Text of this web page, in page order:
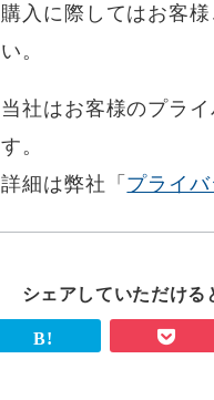
購入に際してはお客
い。
当社はお客様のプラ
す。
詳細は弊社「 プライ
シェアしていただける